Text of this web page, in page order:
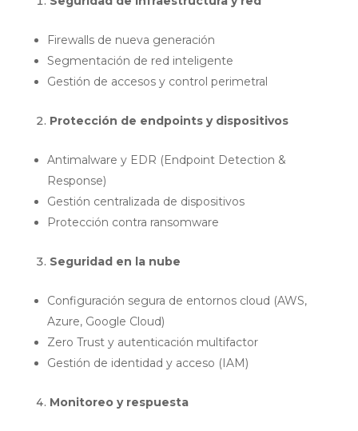
Firewalls de nueva generación
Segmentación de red inteligente
Gestión de accesos y control perimetral
Protección de endpoints y dispositivos
Antimalware y EDR (Endpoint Detection &
Response)
Gestión centralizada de dispositivos
Protección contra ransomware
Seguridad en la nube
Configuración segura de entornos cloud (AWS,
Azure, Google Cloud)
Zero Trust y autenticación multifactor
Gestión de identidad y acceso (IAM)
Monitoreo y respuesta